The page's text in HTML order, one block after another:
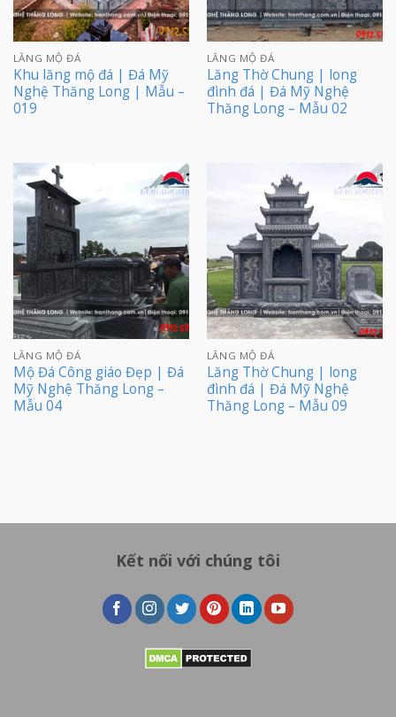
LĂNG MỘ ĐÁ
Khu lăng mộ đá | Đá Mỹ
Nghệ Thăng Long | Mẫu –
019
LĂNG MỘ ĐÁ
Lăng Thờ Chung | long
đình đá | Đá Mỹ Nghệ
Thăng Long – Mẫu 02
LĂNG MỘ ĐÁ
Mộ Đá Công giáo Đẹp | Đá
Mỹ Nghệ Thăng Long –
Mẫu 04
LĂNG MỘ ĐÁ
Lăng Thờ Chung | long
đình đá | Đá Mỹ Nghệ
Thăng Long – Mẫu 09
Kết nối với chúng tôi